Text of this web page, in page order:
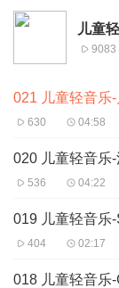
儿童
9083
021 儿童轻音乐-
630 04:58
020 儿童轻音乐-
536 04:22
019 儿童轻音乐
404 02:17